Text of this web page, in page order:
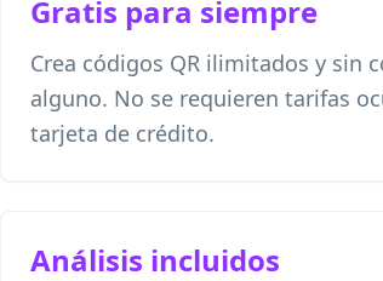
Gratis para siempre
Crea códigos QR ilimitados y sin
alguno. No se requieren tarifas
tarjeta de crédito.
Análisis incluidos